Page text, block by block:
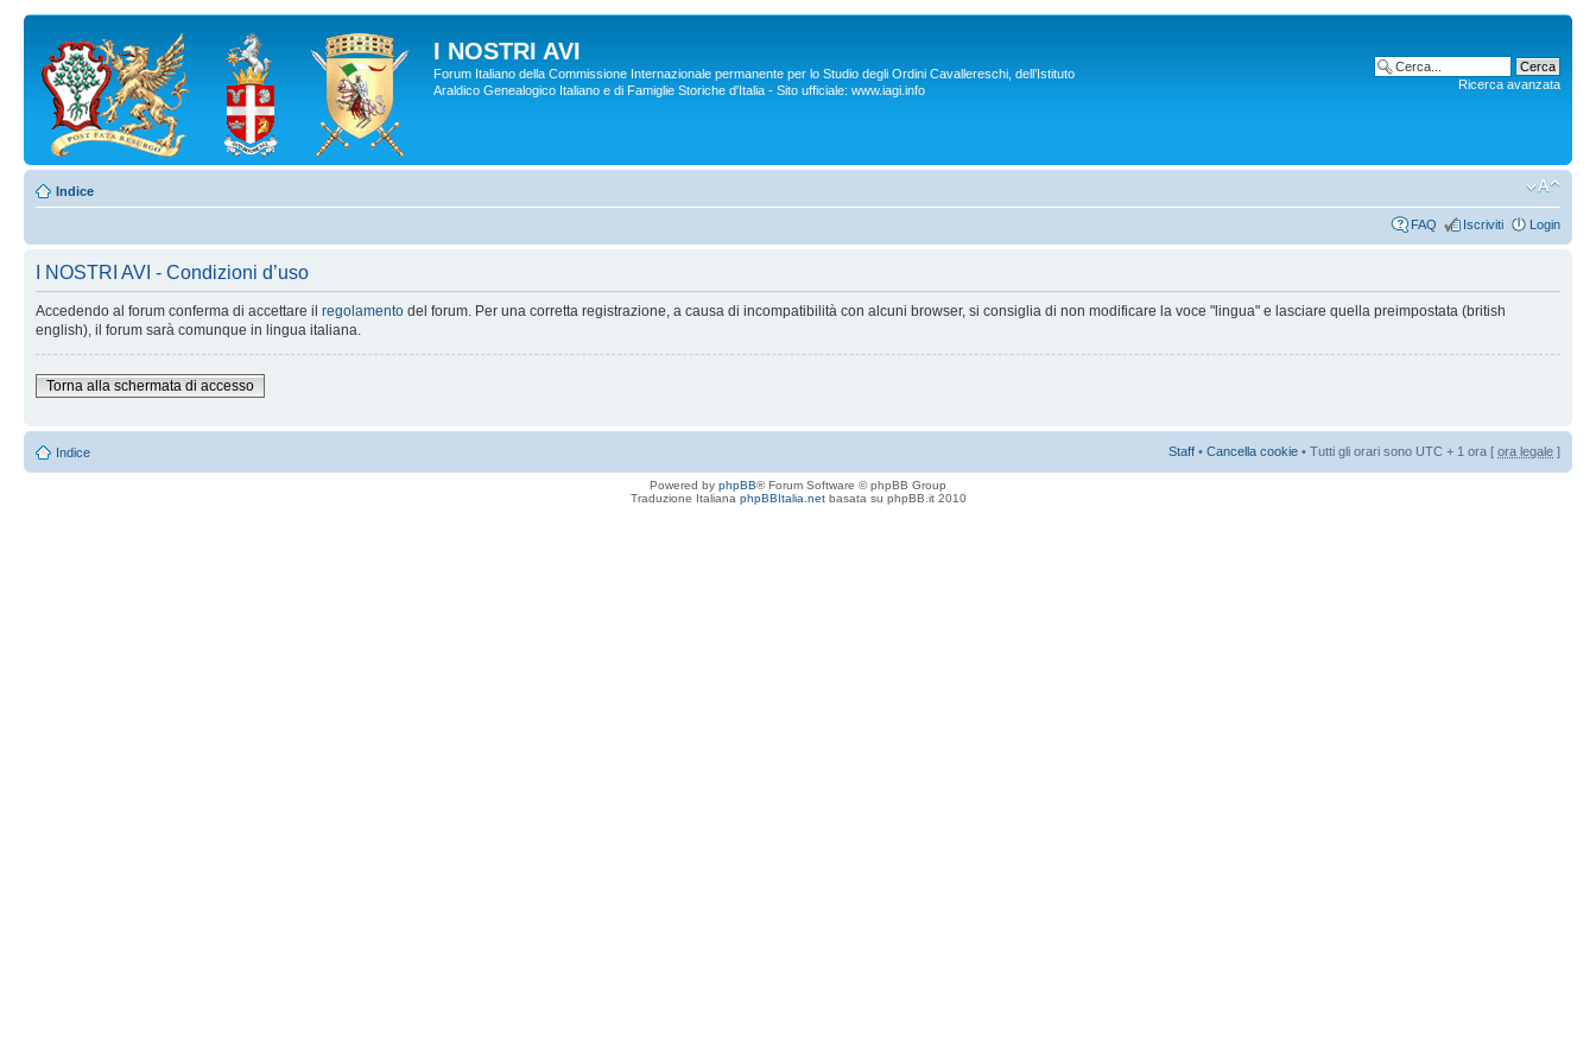
I NOSTRI AVI
Forum Italiano della Commissione Internazionale permanente per lo Studio degli Ordini Cavallereschi, dell’Istituto
Araldico Genealogico Italiano e di Famiglie Storiche d'Italia - Sito ufficiale: www.iagi.info
Ricerca avanzata
Indice
FAQ Iscriviti Login
I NOSTRI AVI - Condizioni d’uso
Accedendo al forum conferma di accettare il regolamento del forum. Per una corretta registrazione, a causa di incompatibilità con alcuni browser, si consiglia di non modificare la voce "lingua" e lasciare quella preimpostata (british
english), il forum sarà comunque in lingua italiana.
Torna alla schermata di accesso
Indice Staff • Cancella cookie • Tutti gli orari sono UTC + 1 ora [ ora legale ]
Powered by phpBB® Forum Software © phpBB Group
Traduzione Italiana phpBBItalia.netbasata su phpBB.it 2010